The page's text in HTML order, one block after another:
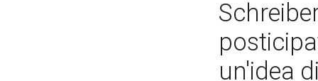
un'idea